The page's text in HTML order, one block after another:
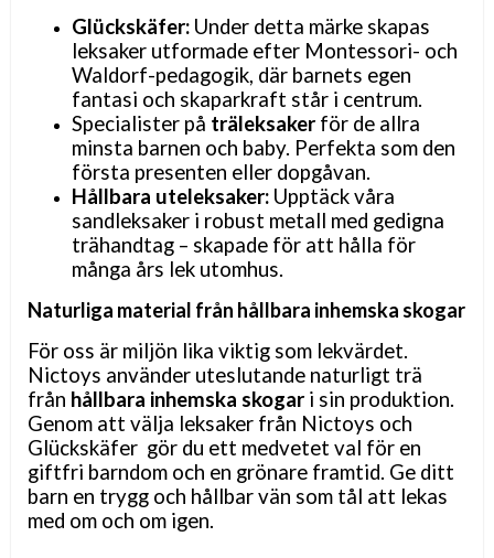
Glückskäfer: Under detta märke skapas
leksaker utformade efter Montessori- och
Waldorf-pedagogik, där barnets egen
fantasi och skaparkraft står i centrum.
Specialister på träleksaker för de allra
minsta barnen och baby. Perfekta som den
första presenten eller dopgåvan.
Hållbara uteleksaker: Upptäck våra
sandleksaker i robust metall med gedigna
trähandtag – skapade för att hålla för
många års lek utomhus.
Naturliga material från hållbara inhemska skogar
För oss är miljön lika viktig som lekvärdet.
Nictoys använder uteslutande naturligt trä
från hållbara inhemska skogar i sin produktion.
Genom att välja leksaker från Nictoys och
Glückskäfer gör du ett medvetet val för en
giftfri barndom och en grönare framtid. Ge ditt
barn en trygg och hållbar vän som tål att lekas
med om och om igen.